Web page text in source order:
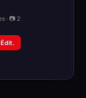
· 📷 2
Édit.